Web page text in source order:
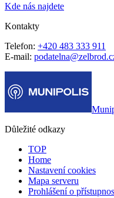
Kde nás najdete
Kontakty
Telefon: +420 483 333 911
E-mail:
Důležité odkazy
TOP
Home
Nastavení cookies
Mapa serveru
Prohlášení o